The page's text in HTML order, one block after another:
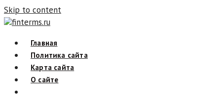
Skip to content
finterms.ru
Главная
Политика сайта
Карта сайта
О сайте